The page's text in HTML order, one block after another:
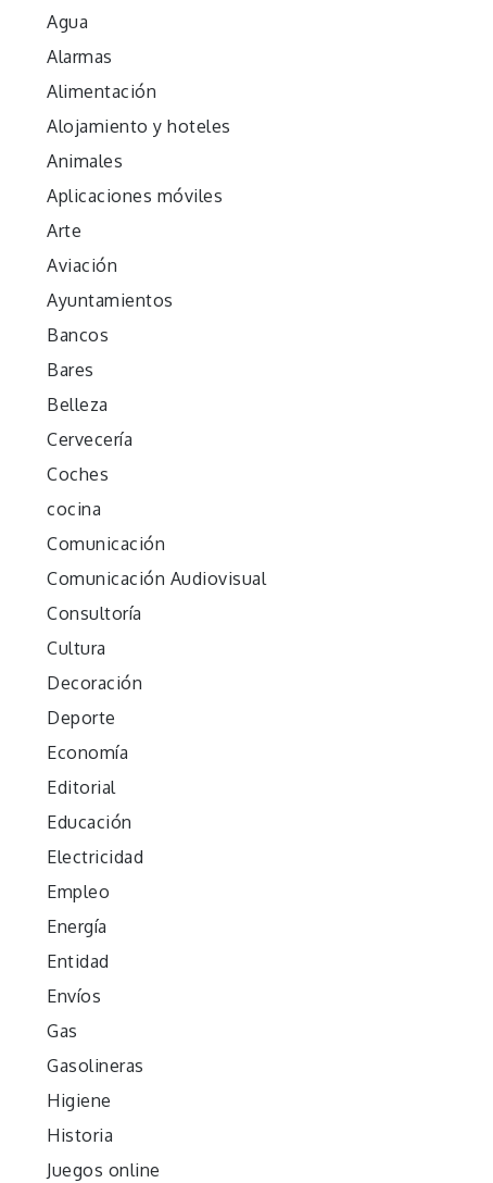
Agua
Alarmas
Alimentación
Alojamiento y hoteles
Animales
Aplicaciones móviles
Arte
Aviación
Ayuntamientos
Bancos
Bares
Belleza
Cervecería
Coches
cocina
Comunicación
Comunicación Audiovisual
Consultoría
Cultura
Decoración
Deporte
Economía
Editorial
Educación
Electricidad
Empleo
Energía
Entidad
Envíos
Gas
Gasolineras
Higiene
Historia
Juegos online